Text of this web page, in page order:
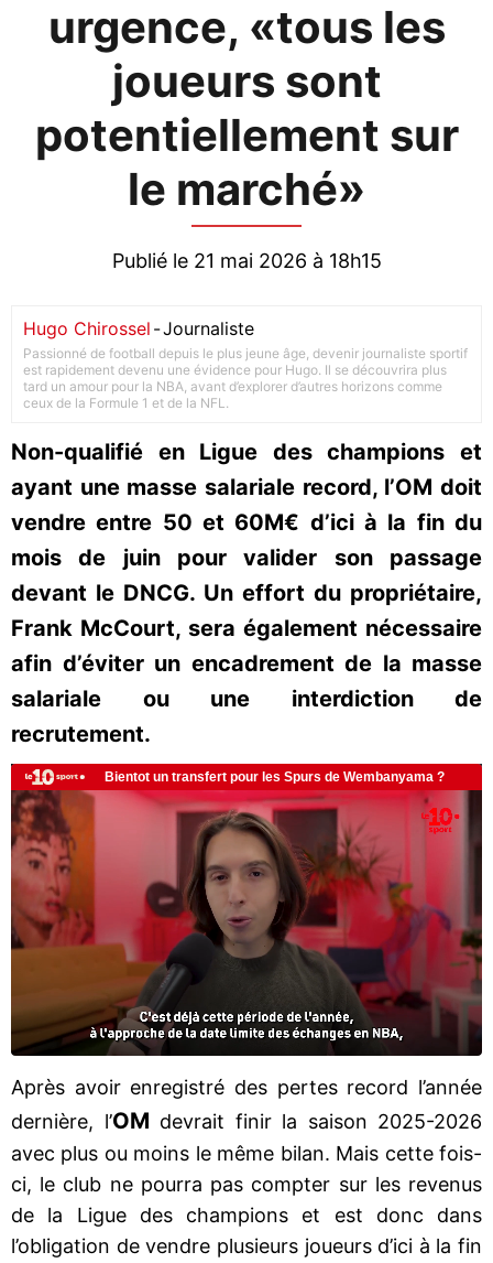
urgence, «tous les
joueurs sont
potentiellement sur
le marché»
Publié le 21 mai 2026 à 18h15
Hugo Chirossel -Journaliste
Passionné de football depuis le plus jeune âge, devenir journaliste sportif
est rapidement devenu une évidence pour Hugo. Il se découvrira plus
tard un amour pour la NBA, avant d’explorer d’autres horizons comme
ceux de la Formule 1 et de la NFL.
Non-qualifié en Ligue des champions et
ayant une masse salariale record, l’OM doit
vendre entre 50 et 60M€ d’ici à la fin du
mois de juin pour valider son passage
devant le DNCG. Un effort du propriétaire,
Frank McCourt, sera également nécessaire
afin d’éviter un encadrement de la masse
salariale ou une interdiction de
recrutement.
Après avoir enregistré des pertes record l’année
dernière, l’OM devrait finir la saison 2025-2026
avec plus ou moins le même bilan. Mais cette fois-
ci, le club ne pourra pas compter sur les revenus
de la Ligue des champions et est donc dans
l’obligation de vendre plusieurs joueurs d’ici à la fin